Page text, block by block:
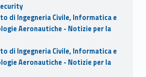
di Ingegneria Civile, Informatica e
Aeronautiche - Notizie per la
di Ingegneria Civile, Informatica e
Aeronautiche - Notizie per la